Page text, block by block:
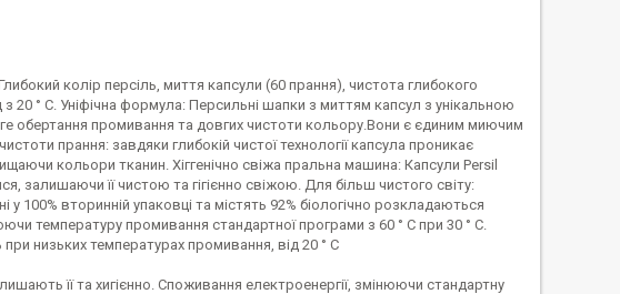
колір персіль, миття капсули (60 прання), чистота глибокого
з 20 ° С. Уніфічна формула: Персильні шапки з миттям капсул з унікальною
обертання промивання та довгих чистоти кольору.Вони є єдиним миючим
прання: завдяки глибокій чистої технології капсула проникає
кольори тканин. Хіггенічно свіжа пральна машина: Капсули Persil
її чистою та гігієнно свіжою. Для більш чистого світу:
100% вторинній упаковці та містять 92% біологічно розкладаються
температуру промивання стандартної програми з 60 ° С при 30 ° С.
при низьких температурах промивання, від 20 ° С
її та хигієнно. Споживання електроенергії, змінюючи стандартну